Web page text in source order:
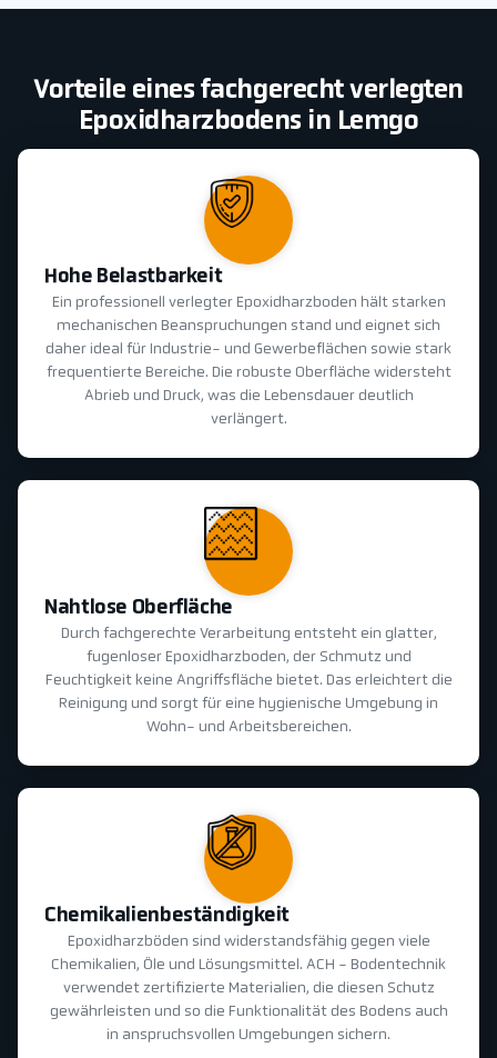
Vorteile eines fachgerecht verlegten
Epoxidharzbodens in Lemgo
Hohe Belastbarkeit
Ein professionell verlegter Epoxidharzboden hält starken
mechanischen Beanspruchungen stand und eignet sich
daher ideal für Industrie- und Gewerbeflächen sowie stark
frequentierte Bereiche. Die robuste Oberfläche widersteht
Abrieb und Druck, was die Lebensdauer deutlich
verlängert.
Nahtlose Oberfläche
Durch fachgerechte Verarbeitung entsteht ein glatter,
fugenloser Epoxidharzboden, der Schmutz und
Feuchtigkeit keine Angriffsfläche bietet. Das erleichtert die
Reinigung und sorgt für eine hygienische Umgebung in
Wohn- und Arbeitsbereichen.
Chemikalienbeständigkeit
Epoxidharzböden sind widerstandsfähig gegen viele
Chemikalien, Öle und Lösungsmittel. ACH - Bodentechnik
verwendet zertifizierte Materialien, die diesen Schutz
gewährleisten und so die Funktionalität des Bodens auch
in anspruchsvollen Umgebungen sichern.